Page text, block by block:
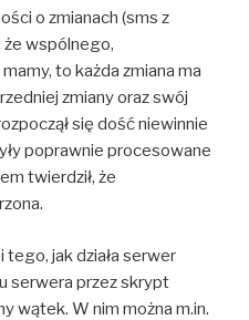
o zmianach (sms z
że wspólnego,
to każda zmiana ma
zmiany oraz swój
się dość niewinnie
poprawnie procesowane
twierdził, że
tego, jak działa serwer
serwera przez skrypt
wątek. W nim można m.in.